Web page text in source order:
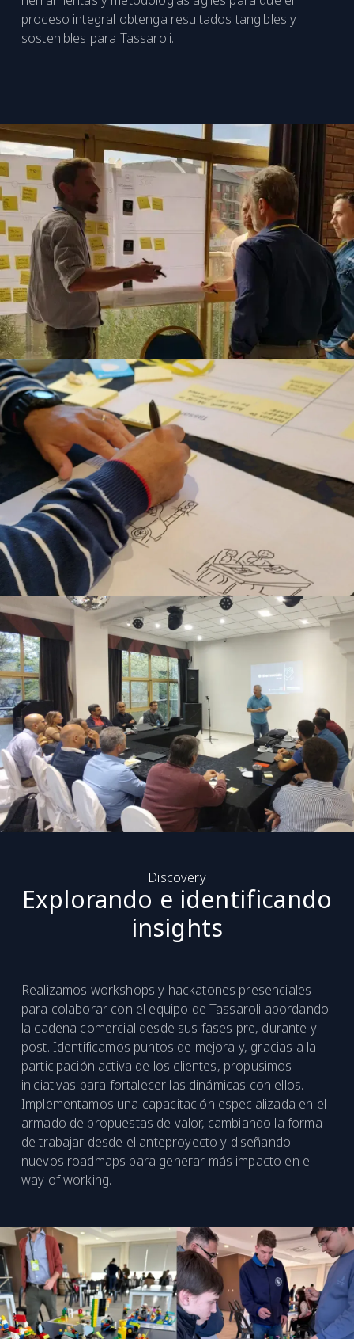
proceso integral obtenga resultados tangibles y
sostenibles para Tassaroli.
Discovery
Explorando e identificando
insights
Realizamos workshops y hackatones presenciales
para colaborar con el equipo de Tassaroli abordando
la cadena comercial desde sus fases pre, durante y
post. Identificamos puntos de mejora y, gracias a la
participación activa de los clientes, propusimos
iniciativas para fortalecer las dinámicas con ellos.
Implementamos una capacitación especializada en el
armado de propuestas de valor, cambiando la forma
de trabajar desde el anteproyecto y diseñando
nuevos roadmaps para generar más impacto en el
way of working.